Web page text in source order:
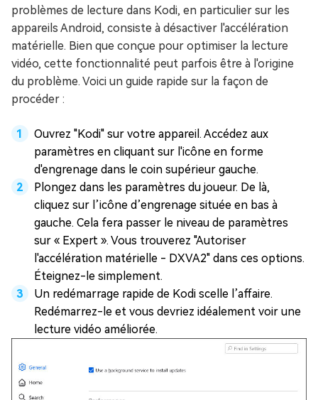
problèmes de lecture dans Kodi, en particulier sur les
appareils Android, consiste à désactiver l'accélération
matérielle. Bien que conçue pour optimiser la lecture
vidéo, cette fonctionnalité peut parfois être à l'origine
du problème. Voici un guide rapide sur la façon de
procéder :
Ouvrez "Kodi" sur votre appareil. Accédez aux
paramètres en cliquant sur l'icône en forme
d'engrenage dans le coin supérieur gauche.
Plongez dans les paramètres du joueur. De là,
cliquez sur l’icône d’engrenage située en bas à
gauche. Cela fera passer le niveau de paramètres
sur « Expert ». Vous trouverez "Autoriser
l'accélération matérielle - DXVA2" dans ces options.
Éteignez-le simplement.
Un redémarrage rapide de Kodi scelle l’affaire.
Redémarrez-le et vous devriez idéalement voir une
lecture vidéo améliorée.